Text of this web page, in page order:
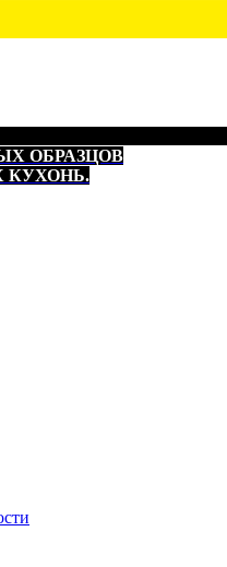
ОБРАЗЦОВ
КУХОНЬ.